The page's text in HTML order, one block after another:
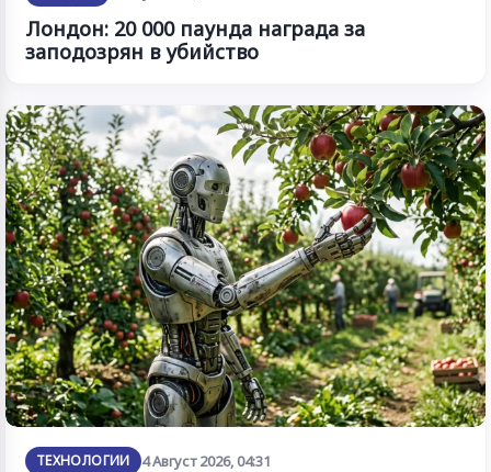
Лондон: 20 000 паунда награда за
заподозрян в убийство
ТЕХНОЛОГИИ 4 Август 2026, 04:31